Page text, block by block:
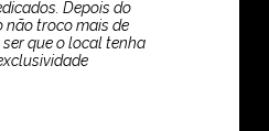
Depois do
não troco mais de
que o local tenha